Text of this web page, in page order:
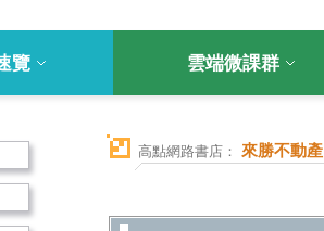
覽 雲端微課群
高點網路書店： 來勝不動產